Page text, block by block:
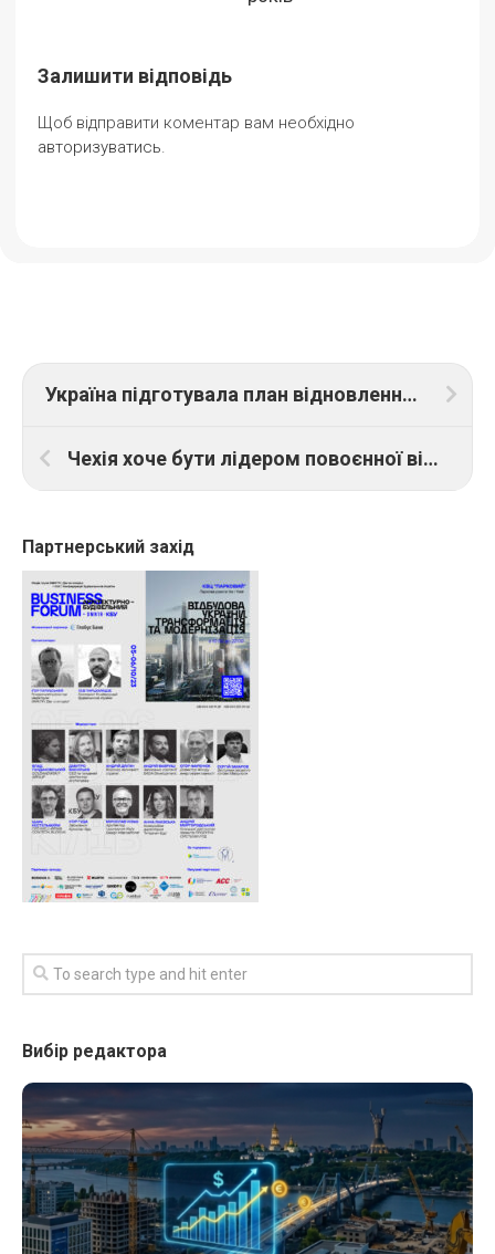
Залишити відповідь
Щоб відправити коментар вам необхідно
авторизуватись.
Україна підготувала план відновлення медичних закладів
Чехія хоче бути лідером повоєнної відбудови України
Партнерський захід
Вибір редактора